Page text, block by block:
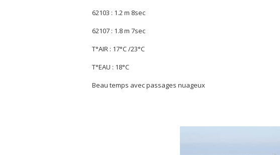
62103 : 1.2 m 8sec
62107 : 1.8 m 7sec
T°AIR : 17°C /23°C
T°EAU : 18°C
Beau temps avec passages nuageux